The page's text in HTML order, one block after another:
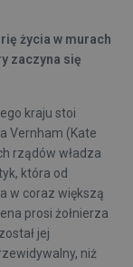
życia w murach
zaczyna się
kraju stoi
Vernham (Kate
rządów władza
która od
w coraz większą
prosi żołnierza
jej
niż